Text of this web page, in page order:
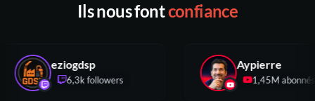
Ils nous fontconfiance
eziogdsp
6,3k followers
Aypierre
1,45M